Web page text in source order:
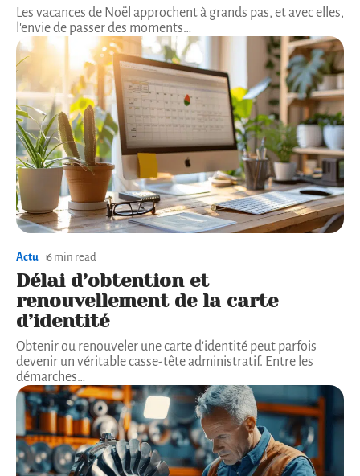
Les vacances de Noël approchent à grands pas, et avec elles,
l'envie de passer des moments…
Actu 6 min read
Délai d’obtention et
renouvellement de la carte
d’identité
Obtenir ou renouveler une carte d'identité peut parfois
devenir un véritable casse-tête administratif. Entre les
démarches…